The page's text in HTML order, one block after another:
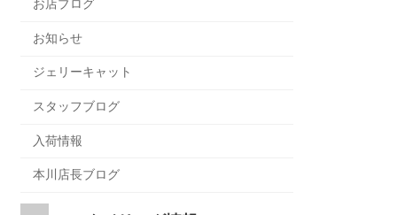
お店ブログ
お知らせ
ジェリーキャット
スタッフブログ
入荷情報
本川店長ブログ